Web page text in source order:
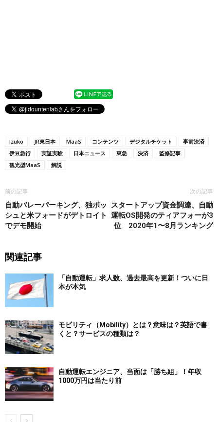
Izuko JR東日本 MaaS コンテンツ デジタルチケット
事前決済
伊豆急行
実証実験 日本ニュース 東急 決済
監修記事
観光型MaaS
解説
前の記事
自動バレーパーキング、独ボッ
シュと米フォードがデトロイト
でデモ開始
次の記事
スタートアップ資金調達、自動
運転OS開発のティアフォーが3
位 2020年1〜8月ランキング
関連記事
「自動運転」求人数、過去最高を更新！ついに日
本が本気
モビリティ（Mobility）とは？意味は？英語で書
くと？サービスの種類は？
自動運転エンジニア、当面は「勝ち組」！年収
1000万円は当たり前